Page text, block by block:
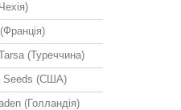
(Туреччина)
Seeds (США)
(Голландія)